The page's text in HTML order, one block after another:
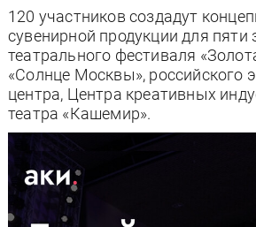
120 участников создадут
сувенирной продукции для пяти
театрального фестиваля
«Солнце Москвы», российского
центра, Центра креативных
театра «Кашемир».